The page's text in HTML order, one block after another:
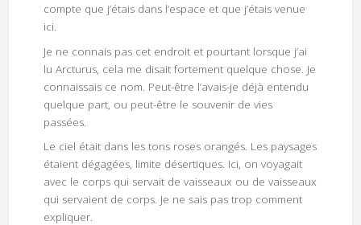
compte que j’étais dans l’espace et que j’étais venue
ici.
Je ne connais pas cet endroit et pourtant lorsque j’ai
lu Arcturus, cela me disait fortement quelque chose. Je
connaissais ce nom. Peut-être l’avais-je déjà entendu
quelque part, ou peut-être le souvenir de vies
passées.
Le ciel était dans les tons roses orangés. Les paysages
étaient dégagées, limite désertiques. Ici, on voyagait
avec le corps qui servait de vaisseaux ou de vaisseaux
qui servaient de corps. Je ne sais pas trop comment
expliquer.